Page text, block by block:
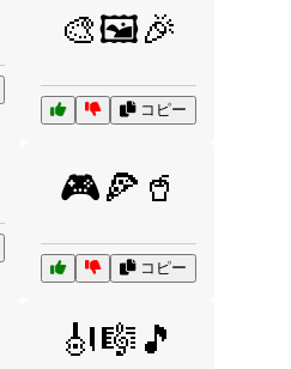
🎨🖼️🎉
コピー
🎮🍕🥤
コピー
🎻🎼🎵